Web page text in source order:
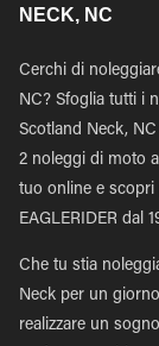
NECK, NC
Cerchi di
NC? Sfoglia tutti i
Scotland Neck,
2 noleggi di moto
tuo online e scopri
EAGLERIDER dal
Che tu stia
Neck per un
realizzare un